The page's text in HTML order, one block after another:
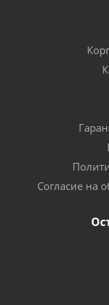
Согласие на